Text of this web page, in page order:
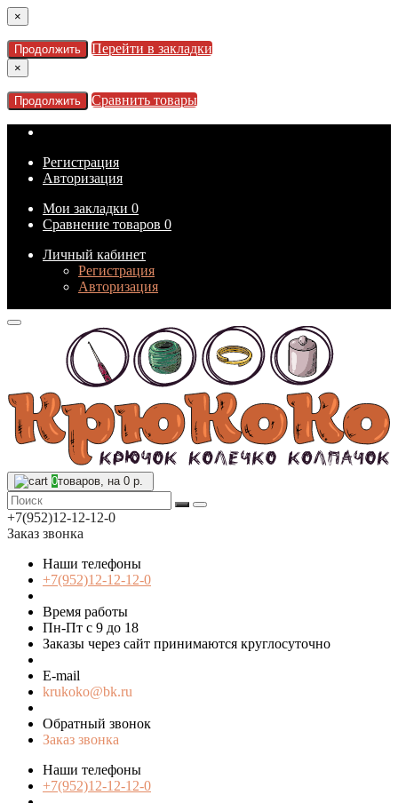
×
Продолжить Перейти в закладки
×
Продолжить Сравнить товары
Регистрация
Авторизация
Мои закладки 0
Сравнение товаров 0
Личный кабинет
Регистрация
Авторизация
0товаров, на 0 р.
+7(952)12-12-12-0
Заказ звонка
Наши телефоны
+7(952)12-12-12-0
Время работы
Пн-Пт с 9 до 18
Заказы через сайт принимаются круглосуточно
E-mail
krukoko@bk.ru
Обратный звонок
Заказ звонка
Наши телефоны
+7(952)12-12-12-0